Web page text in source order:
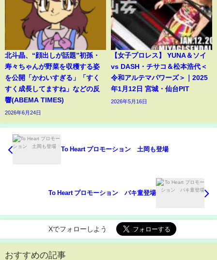
北斗晶、“顔出しが話題”初孫・
寿々ちゃんが野菜を収穫する姿
を公開「かわいすぎる」「すく
すく成長してますね」などの反
響(ABEMA TIMES)
2026年6月24日
【女子プロレス】 YUNA＆ソイ
vs DASH・チサコ＆松本浩代＜
令和アルテマパワーズ＞｜2025
年1月12日 宮城・仙台PIT
2026年5月16日
To Heart プロモーション 土岡も登場
To Heart プロモーション バキ童登場
Xでフォローしよう
おすすめの記事